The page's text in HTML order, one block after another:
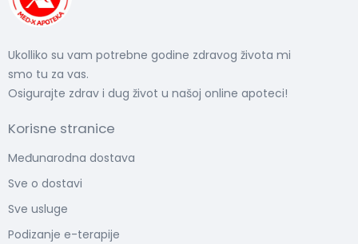
Ukolliko su vam potrebne godine zdravog života mi
smo tu za vas.
Osigurajte zdrav i dug život u našoj online apoteci!
Korisne stranice
Međunarodna dostava
Sve o dostavi
Sve usluge
Podizanje e-terapije